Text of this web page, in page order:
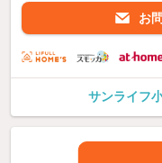
お
サンライフ